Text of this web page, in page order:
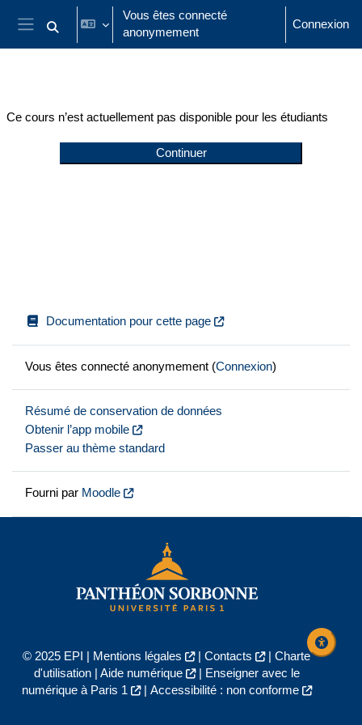
Passer au contenu principal
Panneau latéral
Activer/désactiver la saisie de recherche
Vous êtes connecté
anonymement
Connexion
Ce cours n’est actuellement pas disponible pour les étudiants
Continuer
Documentation pour cette page
Vous êtes connecté anonymement (Connexion)
Résumé de conservation de données
Obtenir l’app mobile
Passer au thème standard
Fourni par Moodle
© 2025 EPI | Mentions légales | Contacts | Charte
d'utilisation| Aide numérique |
Enseigner avec le
numérique à Paris 1
| Accessibilité : non conforme